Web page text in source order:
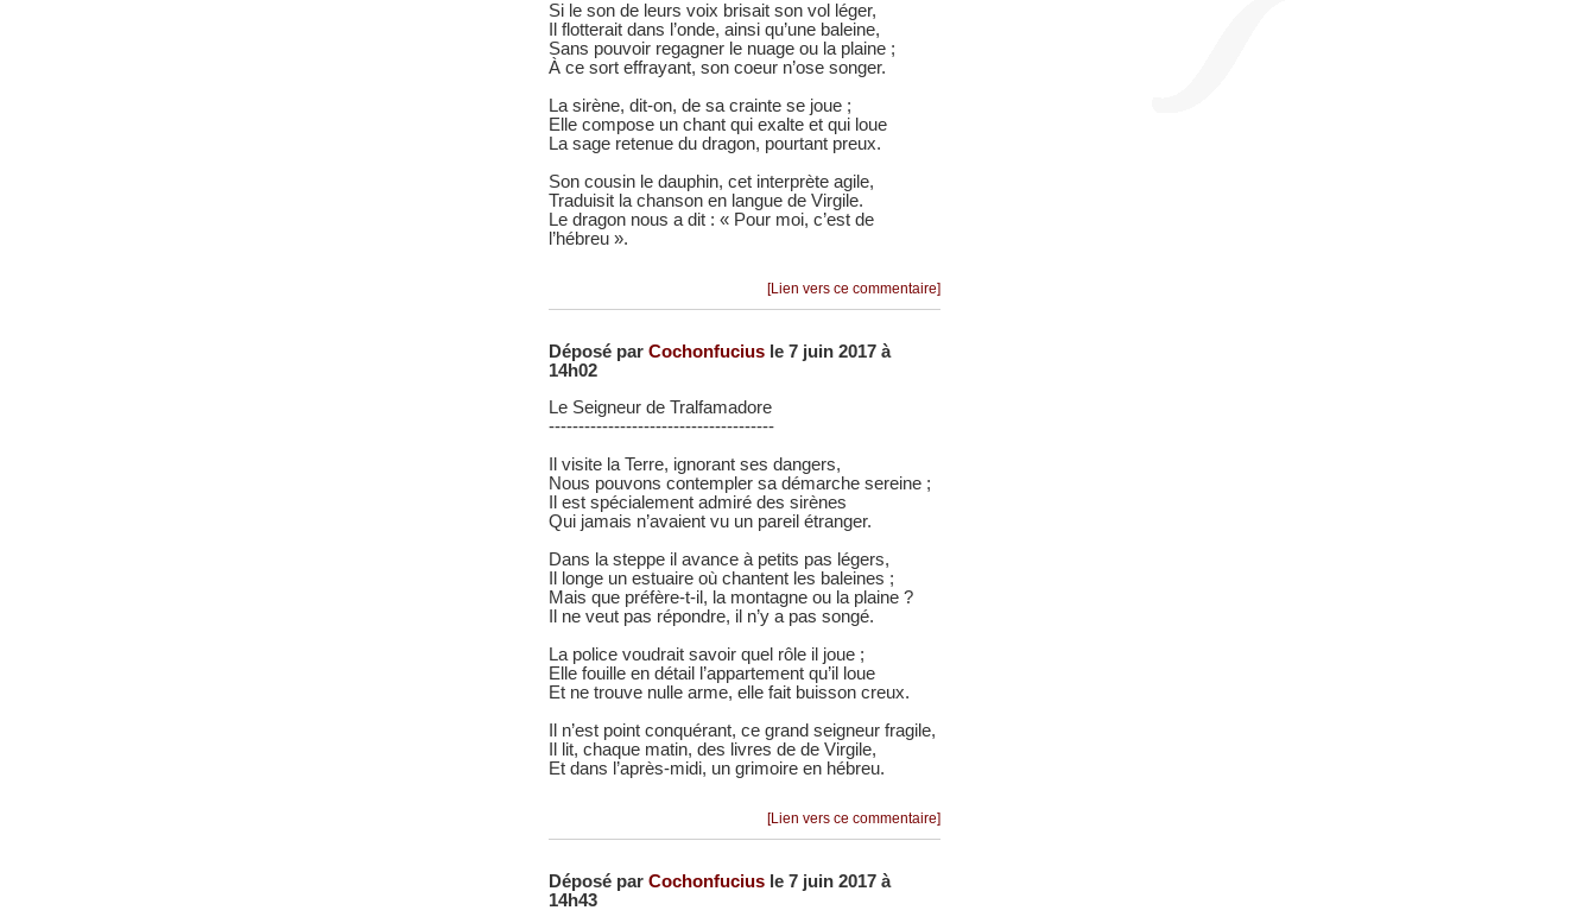
Si le son de leurs voix brisait son vol léger,
Il flotterait dans l’onde, ainsi qu’une baleine,
Sans pouvoir regagner le nuage ou la plaine ;
À ce sort effrayant, son coeur n’ose songer.
La sirène, dit-on, de sa crainte se joue ;
Elle compose un chant qui exalte et qui loue
La sage retenue du dragon, pourtant preux.
Son cousin le dauphin, cet interprète agile,
Traduisit la chanson en langue de Virgile.
Le dragon nous a dit : « Pour moi, c’est de
l’hébreu ».
[Lien vers ce commentaire]
Déposé par Cochonfucius le 7 juin 2017 à
14h02
Le Seigneur de Tralfamadore
--------------------------------------
Il visite la Terre, ignorant ses dangers,
Nous pouvons contempler sa démarche sereine ;
Il est spécialement admiré des sirènes
Qui jamais n’avaient vu un pareil étranger.
Dans la steppe il avance à petits pas légers,
Il longe un estuaire où chantent les baleines ;
Mais que préfère-t-il, la montagne ou la plaine ?
Il ne veut pas répondre, il n’y a pas songé.
La police voudrait savoir quel rôle il joue ;
Elle fouille en détail l’appartement qu’il loue
Et ne trouve nulle arme, elle fait buisson creux.
Il n’est point conquérant, ce grand seigneur fragile,
Il lit, chaque matin, des livres de de Virgile,
Et dans l’après-midi, un grimoire en hébreu.
[Lien vers ce commentaire]
Déposé par Cochonfucius le 7 juin 2017 à
14h43